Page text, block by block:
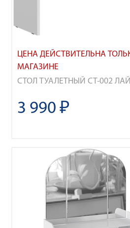
ЦЕНА ДЕЙСТВИТЕЛЬНА
МАГАЗИНЕ
СТОЛ ТУАЛЕТНЫЙ СТ-002
3 990 ₽